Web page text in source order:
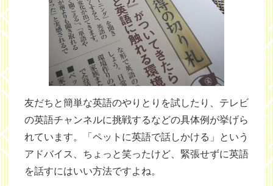
友だちと簡単な英語のやりとりを試したり、テレビ
の英語チャンネルに挑戦するなどの具体例が挙げら
れています。「ペットに英語で話しかける」という
アドバイス、ちょっと笑ったけど、緊張せずに英語
を話すにはいい方法ですよね。